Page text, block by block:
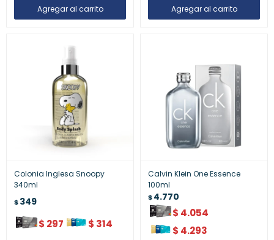
Colonia Inglesa Snoopy
340ml
$349
$ 297 $ 314
Calvin Klein One Essence
100ml
$4.770
$ 4.054
$ 4.293